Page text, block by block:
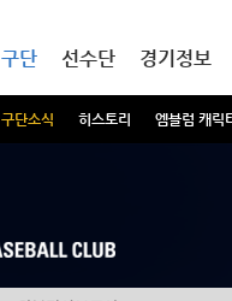
구단
구단소식 히스토리 엠블럼 캐릭
선수단 경기정보